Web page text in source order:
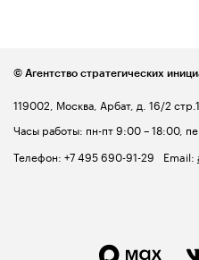
119002, Москва, Арбат, д. 16/2 стр.1
Часы работы: пн-пт 9:00 – 18:00,
Телефон: +7 495 690-91-29 Email:
© Агентство стратегических